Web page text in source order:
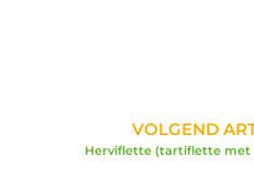
VOLGEND
Herviflette (tartiflette met